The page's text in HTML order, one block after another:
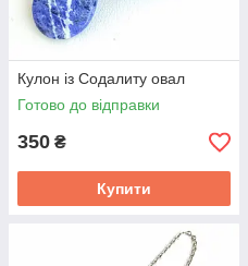
Кулон із Содалиту овал
Готово до відправки
350 ₴
Купити